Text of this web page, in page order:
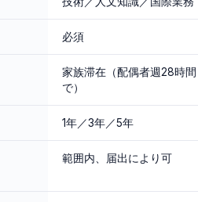
必須
家族滞在（配偶者週28時間
で）
1年／3年／5年
範囲内、届出により可